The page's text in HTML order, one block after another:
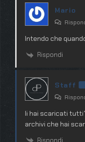
Mario
Intendo che
Rispondi
Staff
li hai scaricati
archivi che hai
Rispondi